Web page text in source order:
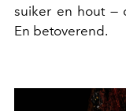
suiker en hout —
En betoverend.